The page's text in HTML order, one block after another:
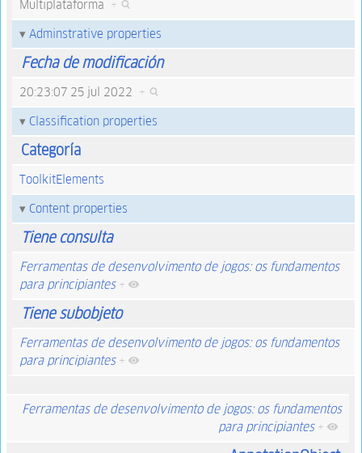
Multiplataforma +
Adminstrative properties
Fecha de modificación
20:23:07 25 jul 2022 +
Classification properties
Categoría
ToolkitElements
Content properties
Tiene consulta
Ferramentas de desenvolvimento de jogos: os fundamentos
para principiantes +
Tiene subobjeto
Ferramentas de desenvolvimento de jogos: os fundamentos
para principiantes +
Ferramentas de desenvolvimento de jogos: os fundamentos
para principiantes +